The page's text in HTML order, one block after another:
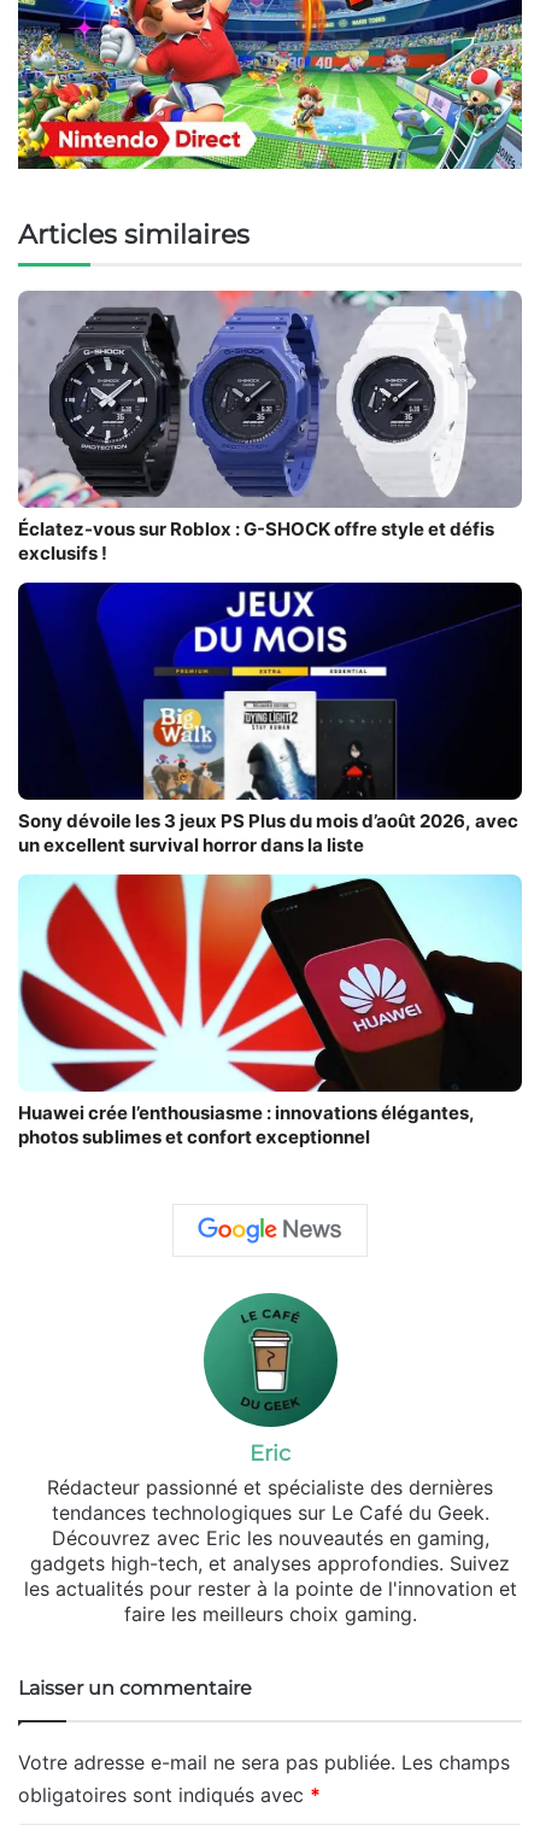
Articles similaires
Éclatez-vous sur Roblox : G-SHOCK offre style et défis
exclusifs !
Sony dévoile les 3 jeux PS Plus du mois d’août 2026, avec
un excellent survival horror dans la liste
Huawei crée l’enthousiasme : innovations élégantes,
photos sublimes et confort exceptionnel
Eric
Rédacteur passionné et spécialiste des dernières
tendances technologiques sur Le Café du Geek.
Découvrez avec Eric les nouveautés en gaming,
gadgets high-tech, et analyses approfondies. Suivez
les actualités pour rester à la pointe de l'innovation et
faire les meilleurs choix gaming.
Laisser un commentaire
Votre adresse e-mail ne sera pas publiée. Les champs
obligatoires sont indiqués avec *